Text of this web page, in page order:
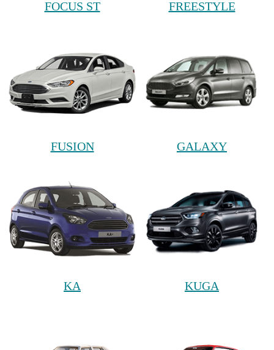
FOCUS ST FREESTYLE
FUSION GALAXY
KA KUGA